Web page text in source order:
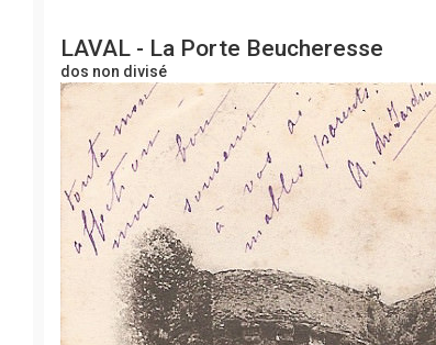
LAVAL - La Porte Beucheresse
dos non divisé